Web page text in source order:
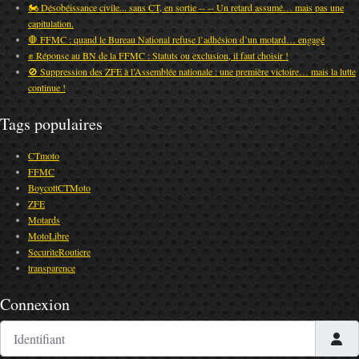
🏍️ Désobéissance civile... sans CT, en sortie -- -- Un retard assumé… mais pas une
capitulation.
🛑 FFMC : quand le Bureau National refuse l’adhésion d’un motard… engagé
✊ Réponse au BN de la FFMC : Statuts ou exclusion, il faut choisir !
🚫 Suppression des ZFE à l’Assemblée nationale : une première victoire… mais la lutte
continue !
Tags populaires
CTmoto
FFMC
BoycottCTMoto
ZFE
Motards
MotoLibre
SecuriteRoutiere
transparence
Connexion
Identifiant